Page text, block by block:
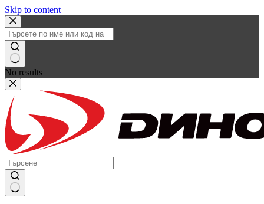
Skip to content
No results